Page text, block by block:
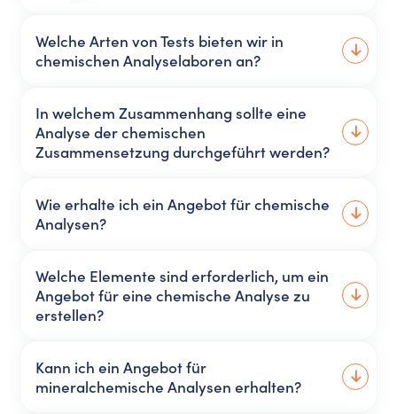
Welche Arten von Tests bieten wir in
chemischen Analyselaboren an?
In welchem Zusammenhang sollte eine
Analyse der chemischen
Zusammensetzung durchgeführt werden?
Wie erhalte ich ein Angebot für chemische
Analysen?
Welche Elemente sind erforderlich, um ein
Angebot für eine chemische Analyse zu
erstellen?
Kann ich ein Angebot für
mineralchemische Analysen erhalten?